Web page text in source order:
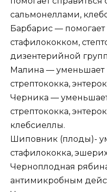
сальмонеллами,
Барбарис — помогает
стафилококком,
дизентерийной
Малина — уменьшает
стрептококка,
Черника —
стрептококка,
клебсиеллы.
Шиповник (плоды)-
стафилококка,
Черноплодная
антимикробным